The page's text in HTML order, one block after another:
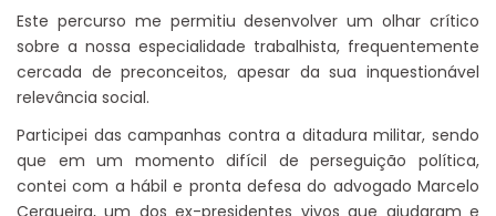
Este percurso me permitiu desenvolver um olhar crítico
sobre a nossa especialidade trabalhista, frequentemente
cercada de preconceitos, apesar da sua inquestionável
relevância social.
Participei das campanhas contra a ditadura militar, sendo
que em um momento difícil de perseguição política,
contei com a hábil e pronta defesa do advogado Marcelo
Cerqueira, um dos ex-presidentes vivos que ajudaram e